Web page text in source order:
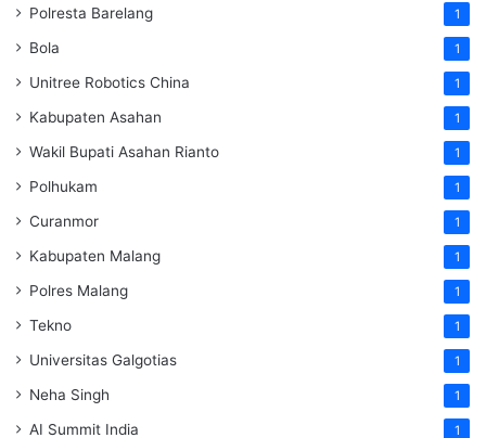
Polresta Barelang 1
Bola 1
Unitree Robotics China 1
Kabupaten Asahan 1
Wakil Bupati Asahan Rianto 1
Polhukam 1
Curanmor 1
Kabupaten Malang 1
Polres Malang 1
Tekno 1
Universitas Galgotias 1
Neha Singh 1
AI Summit India 1